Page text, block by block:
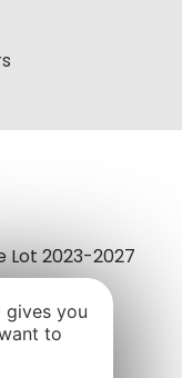
Lot 2023-2027
gives you
to